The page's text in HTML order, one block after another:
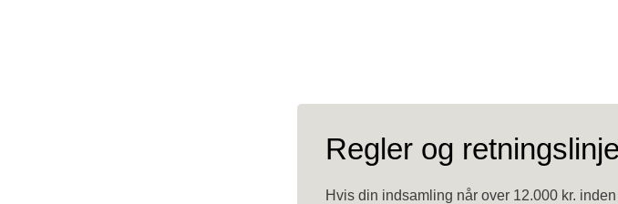
Regler og
Hvis din indsamling når over 12.000 kr.